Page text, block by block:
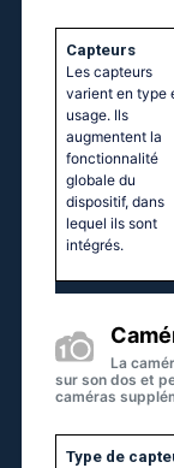
Capteurs
Les capteurs
varient en type
usage. Ils
augmentent la
fonctionnalité
globale du
dispositif, dans
lequel ils sont
intégrés.
La
sur son dos et
caméras
Type de